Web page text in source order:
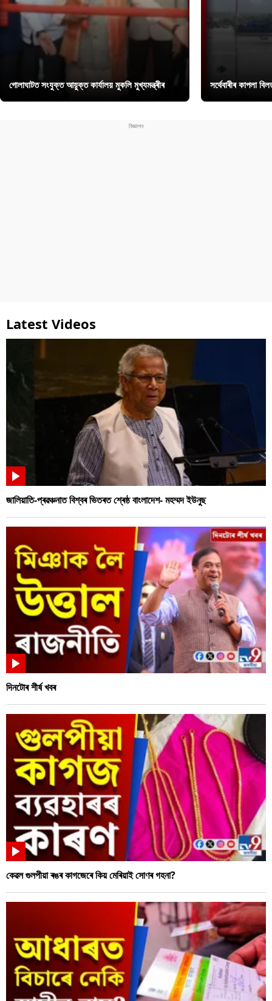
গোলাঘাটত সংযুক্ত আয়ুক্ত কাৰ্যালয় মুকলি মুখ্যমন্ত্ৰীৰ সৰ্থেবাৰীৰ কাপলা
Latest Videos
জালিয়াতি-প্ৰৱঞ্চনাত বিশ্বৰ ভিতৰত শ্ৰেষ্ঠ বাংলাদেশ- মহম্মদ ইউনুছ
দিনটোৰ শীৰ্ষ খবৰ
কেৱল গুলপীয়া ৰঙৰ কাগজেৰে কিয় মেৰিয়াই সোণৰ গহনা?